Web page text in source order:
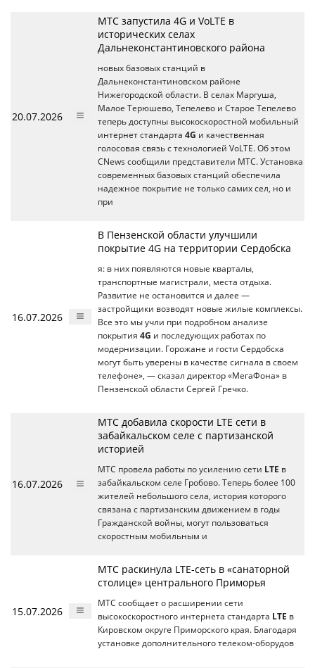
20.07.2026
МТС запустила 4G и VoLTE в
исторических селах
Дальнеконстантиновского района
новых базовых станций в
Дальнеконстантиновском районе
Нижегородской области. В селах Маргуша,
Малое Терюшево, Тепелево и Старое Тепелево
теперь доступны высокоскоростной мобильный
интернет стандарта 4G и качественная
голосовая связь с технологией VoLTE. Об этом
CNews сообщили представители МТС. Установка
современных базовых станций обеспечила
надежное покрытие не только самих сел, но и
при
16.07.2026
В Пензенской области улучшили
покрытие 4G на территории Сердобска
я: в них появляются новые кварталы,
транспортные магистрали, места отдыха.
Развитие не остановится и далее —
застройщики возводят новые жилые комплексы.
Все это мы учли при подробном анализе
покрытия 4G и последующих работах по
модернизации. Горожане и гости Сердобска
могут быть уверены в качестве сигнала в своем
телефоне», — сказал директор «МегаФона» в
Пензенской области Сергей Гречко.
16.07.2026
МТС добавила скорости LTE сети в
забайкальском селе с партизанской
историей
МТС провела работы по усилению сети LTE в
забайкальском селе Гробово. Теперь более 100
жителей небольшого села, история которого
связана с партизанским движением в годы
Гражданской войны, могут пользоваться
скоростным мобильным и
15.07.2026
МТС раскинула LTE-сеть в «санаторной
столице» центрального Приморья
МТС сообщает о расширении сети
высокоскоростного интернета стандарта LTE в
Кировском округе Приморского края. Благодаря
установке дополнительного телеком-оборудов